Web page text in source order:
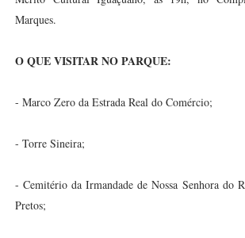
Marques.
O QUE VISITAR NO PARQUE:
- Marco Zero da Estrada Real do Comércio;
- Torre Sineira;
- Cemitério da Irmandade de Nossa Senhora do
Pretos;